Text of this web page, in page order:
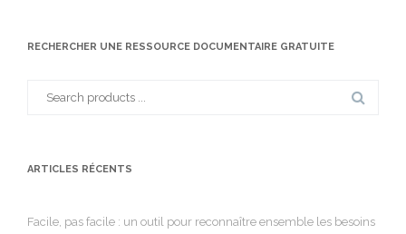
RECHERCHER UNE RESSOURCE DOCUMENTAIRE GRATUITE
ARTICLES RÉCENTS
Facile, pas facile : un outil pour reconnaître ensemble les besoins